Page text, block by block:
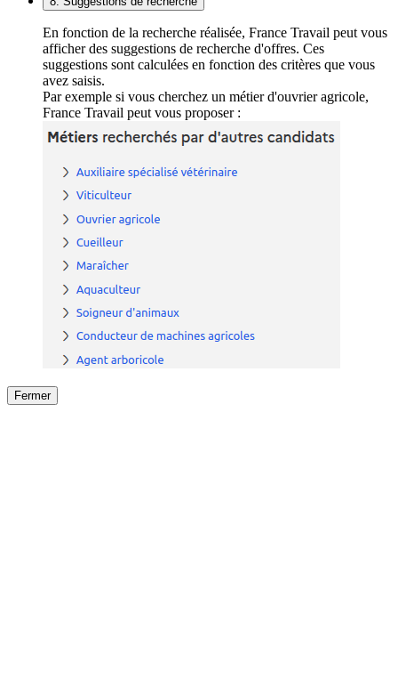
En fonction de la recherche réalisée, France Travail peut vous
afficher des suggestions de recherche d'offres. Ces
suggestions sont calculées en fonction des critères que vous
avez saisis.
Par exemple si vous cherchez un métier d'ouvrier agricole,
France Travail peut vous proposer :
Fermer